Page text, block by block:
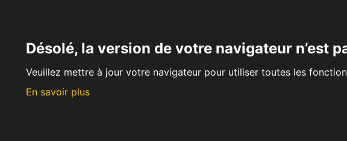
Désolé, la version de votre navigateur n’est
Veuillez mettre à jour votre navigateur pour utiliser toutes les
En savoir plus